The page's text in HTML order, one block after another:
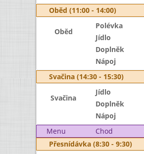
Oběd (11:00 - 14:00)
Oběd
Polévka
Jídlo
Doplněk
Nápoj
Svačina (14:30 - 15:30)
Svačina
Jídlo
Doplněk
Nápoj
Menu
Chod
Přesnídávka (8:30 - 9:30)